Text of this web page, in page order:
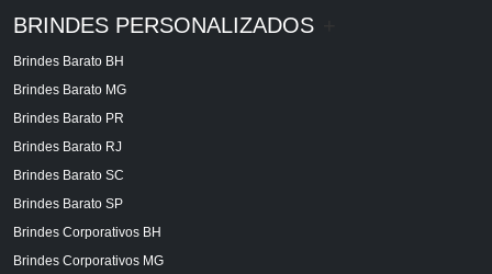
BRINDES PERSONALIZADOS
Brindes Barato BH
Brindes Barato MG
Brindes Barato PR
Brindes Barato RJ
Brindes Barato SC
Brindes Barato SP
Brindes Corporativos BH
Brindes Corporativos MG